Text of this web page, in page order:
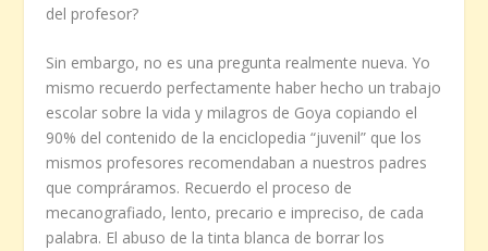
del profesor?
Sin embargo, no es una pregunta realmente nueva. Yo
mismo recuerdo perfectamente haber hecho un trabajo
escolar sobre la vida y milagros de Goya copiando el
90% del contenido de la enciclopedia “juvenil” que los
mismos profesores recomendaban a nuestros padres
que compráramos. Recuerdo el proceso de
mecanografiado, lento, precario e impreciso, de cada
palabra. El abuso de la tinta blanca de borrar los